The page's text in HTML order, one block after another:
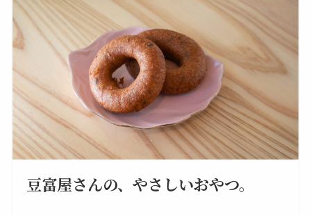
豆富屋さんの、やさしいおやつ。